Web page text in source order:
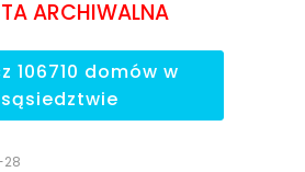
ARCHIWALNA
106710 domów w
sąsiedztwie